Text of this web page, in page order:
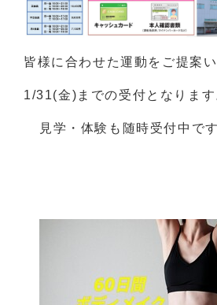
皆様に合わせた運動をご提案い
1/31(金)までの受付となります
見学・体験も随時受付中です